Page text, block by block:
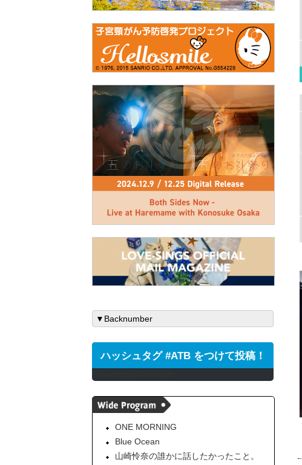
ハッシュタグ #ATB をつけて投稿！
ONE MORNING
Blue Ocean
山崎怜奈の誰かに話したかったこと。